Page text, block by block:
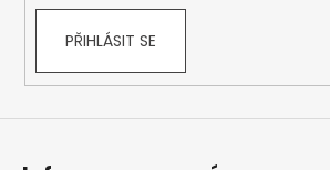
PŘIHLÁSIT SE